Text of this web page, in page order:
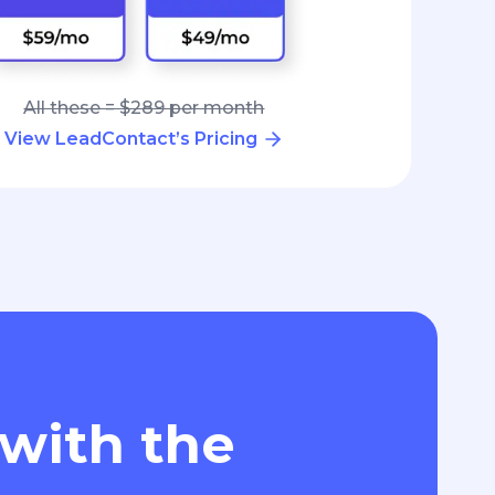
All these = $289 per month
View LeadContact’s Pricing
the